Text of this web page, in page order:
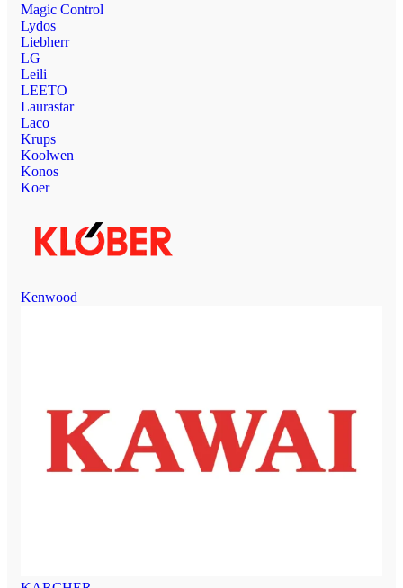
Magic Control
Lydos
Liebherr
LG
Leili
LEETO
Laurastar
Laco
Krups
Koolwen
Konos
Koer
Kenwood